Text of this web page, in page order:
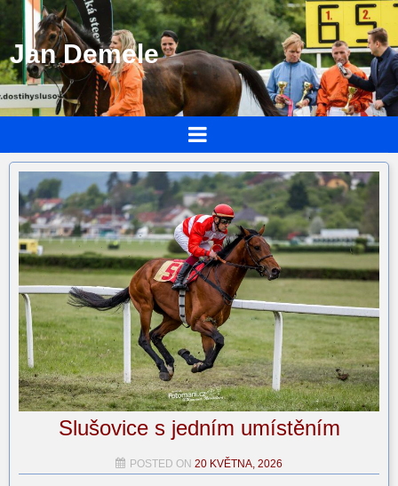
Jan Demele
Slušovice s jedním umístěním
POSTED ON 20 KVĚTNA, 2026